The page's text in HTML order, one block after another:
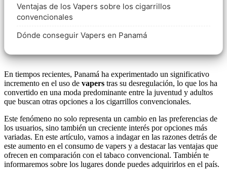
Ventajas de los Vapers sobre los cigarrillos
convencionales
Dónde conseguir Vapers en Panamá
En tiempos recientes, Panamá ha experimentado un significativo
incremento en el uso de vapers tras su desregulación, lo que los ha
convertido en una moda predominante entre la juventud y adultos
que buscan otras opciones a los cigarrillos convencionales.
Este fenómeno no solo representa un cambio en las preferencias de
los usuarios, sino también un creciente interés por opciones más
variadas. En este artículo, vamos a indagar en las razones detrás de
este aumento en el consumo de vapers y a destacar las ventajas que
ofrecen en comparación con el tabaco convencional. También te
informaremos sobre los lugares donde puedes adquirirlos en el país.